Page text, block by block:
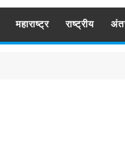
महाराष्ट्र राष्ट्रीय